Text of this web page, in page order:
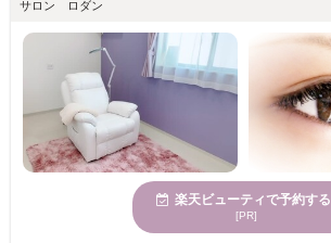
サロン ロダン
楽天ビューティで予約する
[PR]